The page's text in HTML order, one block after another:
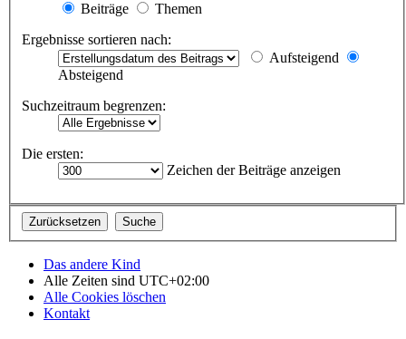
Beiträge
Themen
Ergebnisse sortieren nach:
Aufsteigend
Absteigend
Suchzeitraum begrenzen:
Die ersten:
Zeichen der Beiträge anzeigen
Das andere Kind
Alle Zeiten sind UTC+02:00
Alle Cookies löschen
Kontakt